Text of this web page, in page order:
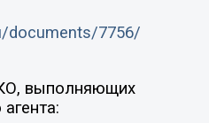
documents/7756/
выполняющих